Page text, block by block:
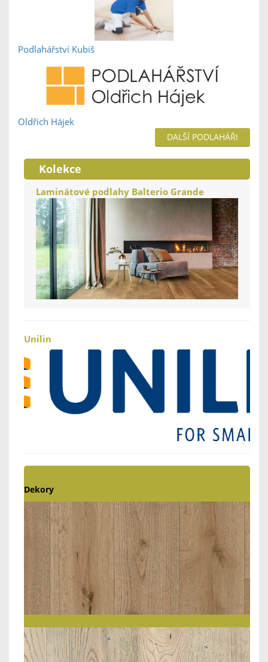
Podlahářství Kubiš
Oldřich Hájek
DALŠÍ PODLAHÁŘI
Kolekce
Laminátové podlahy Balterio Grande
Unilin
Dekory